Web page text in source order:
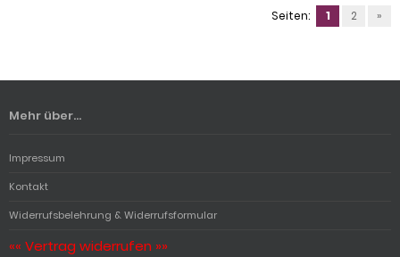
Seiten: 1 2 »
Mehr über...
Impressum
Kontakt
Widerrufsbelehrung & Widerrufsformular
«« Vertrag widerrufen »»